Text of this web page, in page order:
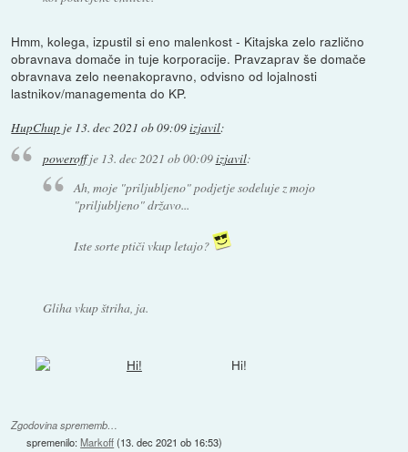
Hmm, kolega, izpustil si eno malenkost - Kitajska zelo različno
obravnava domače in tuje korporacije. Pravzaprav še domače
obravnava zelo neenakopravno, odvisno od lojalnosti
lastnikov/managementa do KP.
HupChup je 13. dec 2021 ob 09:09izjavil:
poweroffje 13. dec 2021 ob 00:09izjavil:
Ah, moje "priljubljeno" podjetje sodeluje z mojo
"priljubljeno" državo...
Iste sorte ptiči vkup letajo?
Gliha vkup štriha, ja.
Hi!
Zgodovina sprememb…
spremenilo:Markoff(13. dec 2021 ob 16:53)